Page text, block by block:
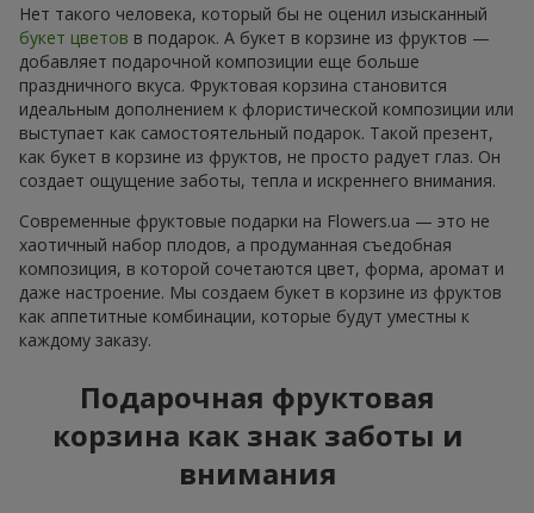
Нет такого человека, который бы не оценил изысканный
букет цветов в подарок. А букет в корзине из фруктов —
добавляет подарочной композиции еще больше
праздничного вкуса. Фруктовая корзина становится
идеальным дополнением к флористической композиции или
выступает как самостоятельный подарок. Такой презент,
как букет в корзине из фруктов, не просто радует глаз. Он
создает ощущение заботы, тепла и искреннего внимания.
Современные фруктовые подарки на Flowers.ua — это не
хаотичный набор плодов, а продуманная съедобная
композиция, в которой сочетаются цвет, форма, аромат и
даже настроение. Мы создаем букет в корзине из фруктов
как аппетитные комбинации, которые будут уместны к
каждому заказу.
Подарочная фруктовая
корзина как знак заботы и
внимания